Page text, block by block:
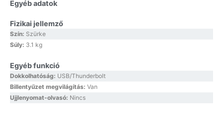
Egyéb adatok
Fizikai jellemző
Szín: Szürke
Súly: 3.1 kg
Egyéb funkció
Dokkolhatóság: USB/Thunderbolt
Billentyűzet megvilágítás: Van
Ujjlenyomat-olvasó: Nincs